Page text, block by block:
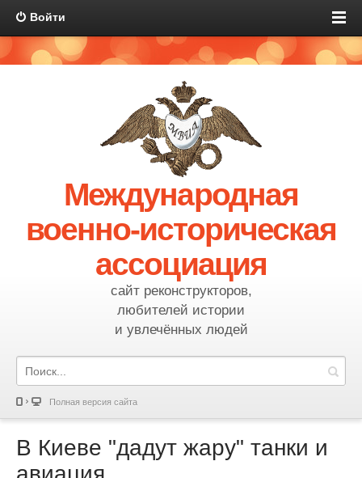
Войти
Международная
военно-историческая
ассоциация
сайт реконструкторов,
любителей истории
и увлечённых людей
Полная версия сайта
В Киеве "дадут жару" танки и